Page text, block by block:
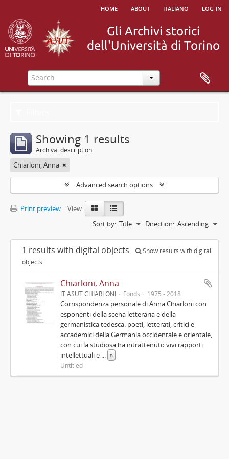
home about italiano log in
Showing 1 results
Archival description
Chiarloni, Anna
Advanced search options
Print preview
View:
Sort by: Title Direction: Ascending
1 results with digital objects
Show results with digital
objects
Chiarloni, Anna
IT ASUT CHIARLONI Fonds 1975 - 2018
Corrispondenza personale di Anna Chiarloni con
esponenti della scena letteraria e della
germanistica tedesca: poeti, letterati, critici e
accademici della Germania occidentale e orientale,
con cui la studiosa ha intrattenuto vivi rapporti
intellettuali e ... »
Untitled